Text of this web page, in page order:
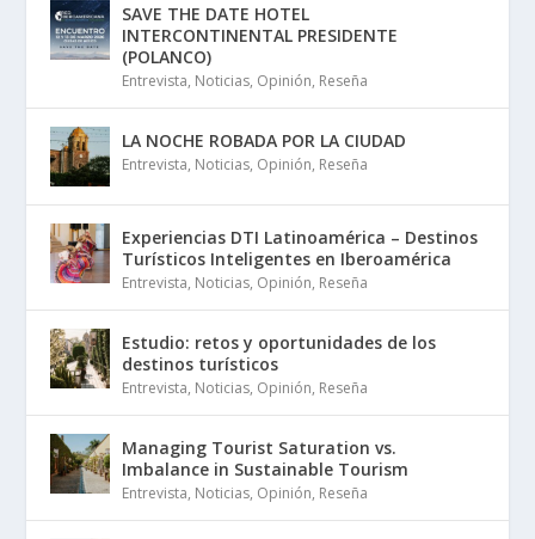
SAVE THE DATE HOTEL
INTERCONTINENTAL PRESIDENTE
(POLANCO)
Entrevista, Noticias, Opinión, Reseña
LA NOCHE ROBADA POR LA CIUDAD
Entrevista, Noticias, Opinión, Reseña
Experiencias DTI Latinoamérica – Destinos
Turísticos Inteligentes en Iberoamérica
Entrevista, Noticias, Opinión, Reseña
Estudio: retos y oportunidades de los
destinos turísticos
Entrevista, Noticias, Opinión, Reseña
Managing Tourist Saturation vs.
Imbalance in Sustainable Tourism
Entrevista, Noticias, Opinión, Reseña